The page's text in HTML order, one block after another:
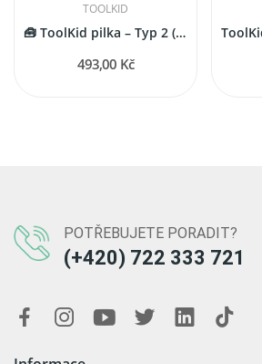
TOOLKID
🧰 ToolKid pilka – Typ 2 (pro děti od 9 let)
493,00 Kč
POTŘEBUJETE PORADIT?
(+420) 722 333 721